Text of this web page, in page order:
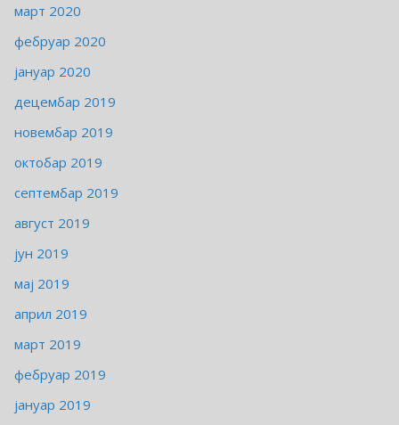
март 2020
фебруар 2020
јануар 2020
децембар 2019
новембар 2019
октобар 2019
септембар 2019
август 2019
јун 2019
мај 2019
април 2019
март 2019
фебруар 2019
јануар 2019